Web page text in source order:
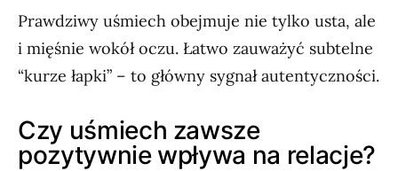
Prawdziwy uśmiech obejmuje nie tylko usta, ale
i mięśnie wokół oczu. Łatwo zauważyć subtelne
“kurze łapki” – to główny sygnał autentyczności.
Czy uśmiech zawsze
pozytywnie wpływa na relacje?